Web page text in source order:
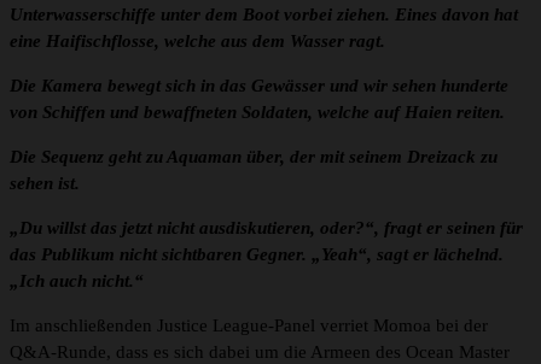
Unterwasserschiffe unter dem Boot vorbei ziehen. Eines davon hat
eine Haifischflosse, welche aus dem Wasser ragt.
Die Kamera bewegt sich in das Gewässer und wir sehen hunderte
von Schiffen und bewaffneten Soldaten, welche auf Haien reiten.
Die Sequenz geht zu Aquaman über, der mit seinem Dreizack zu
sehen ist.
„Du willst das jetzt nicht ausdiskutieren, oder?“, fragt er seinen für
das Publikum nicht sichtbaren Gegner. „Yeah“, sagt er lächelnd.
„Ich auch nicht.“
Im anschließenden Justice League-Panel verriet Momoa bei der
Q&A-Runde, dass es sich dabei um die Armeen des Ocean Master